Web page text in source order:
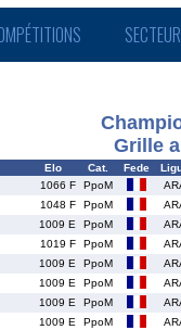
Grille
Elo Cat. Fede
1066 F PpoM
1048 F PpoM
1009 E PpoM
1019 F PpoM
1009 E PpoM
1009 E PpoM
1009 E PpoM
1009 E PpoM